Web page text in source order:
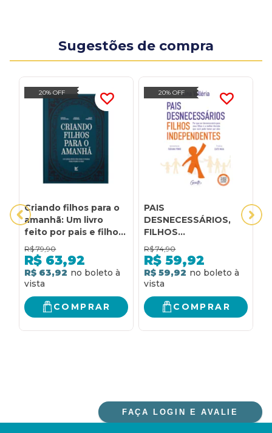
Sugestões de compra
20% OFF
Criando filhos para o
amanhã: Um livro
feito por pais e filhos
para filhos e pais.
R$ 79,90
R$ 63,92
R$ 63,92
COMPRAR
20% OFF
PAIS
DESNECESSÁRIOS,
FILHOS
INDEPENDENTES: POR
QUE SER
DESNECESSÁRIO
PARA SEUS FILHOS É
QUE VOCÊ PODE
TOMAR POR ELES
R$ 74,90
R$ 59,92
R$ 59,92
COMPRAR
FAÇA LOGIN E AVALIE